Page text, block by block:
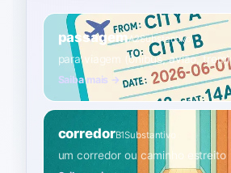
passagemA2Substantivo
para viagem (ônibus, avião, trem)
Saiba mais →
corredorB1Substantivo
um corredor ou caminho estreito